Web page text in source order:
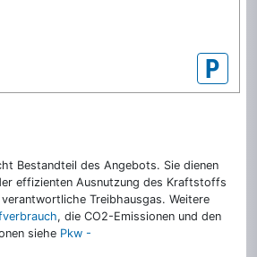
P
Bestandteil des Angebots. Sie dienen
effizienten Ausnutzung des Kraftstoffs
Treibhausgas. Weitere
, die CO2-Emissionen und den
siehe Pkw -